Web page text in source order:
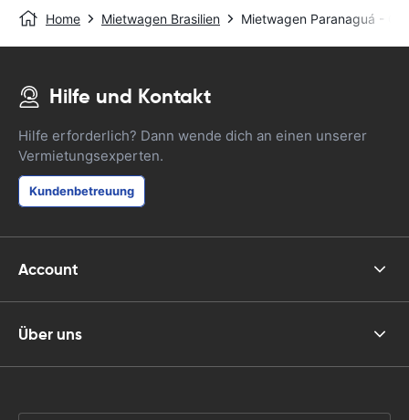
Home Mietwagen Brasilien Mietwagen Paranaguá -
Hilfe und Kontakt
Hilfe erforderlich? Dann wende dich an einen unserer
Vermietungsexperten.
Kundenbetreuung
Account
Über uns